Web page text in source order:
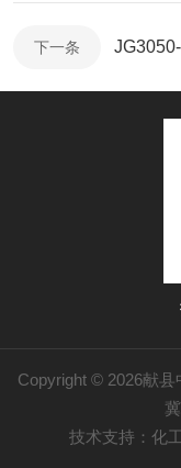
下一条
Copyright © 2026献
技术支持： 化